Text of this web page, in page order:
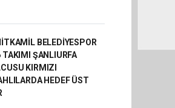
BELEDİYESPOR
TAKIMI ŞANLIURFA
KIRMIZI
HEDEF ÜST